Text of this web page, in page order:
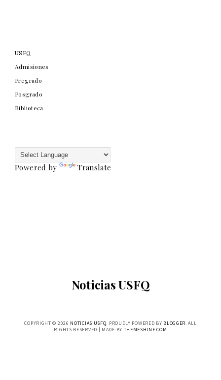
USFQ
Admisiones
Pregrado
Posgrado
Biblioteca
Powered by Translate
Noticias USFQ
COPYRIGHT © 2026 NOTICIAS USFQ. PROUDLY POWERED BY BLOGGER. ALL
RIGHTS RESERVED | MADE BY THEMESHINE.COM